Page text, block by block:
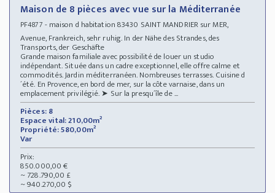
Maison de 8 pièces avec vue sur la Méditerranée
PF4877 - maison d habitation 83430 SAINT MANDRIER sur MER,
Avenue, Frankreich, sehr ruhig. In der Nähe des Strandes, des
Transports, der Geschäfte
Grande maison familiale avec possibilité de louer un studio
indépendant. Située dans un cadre exceptionnel, elle offre calme et
commodités. Jardin méditerranéen. Nombreuses terrasses. Cuisine d
´été. En Provence, en bord de mer, sur la côte varnaise, dans un
emplacement privilégié. ➤ Sur la presqu´île de ...
Pièces: 8
Espace vital: 210,00m²
Propriété: 580,00m²
Var
Prix:
850.000,00 €
~ 728.790,00 £
~ 940.270,00 $